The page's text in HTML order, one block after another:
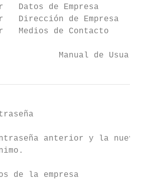
Datos de Empresa
Dirección de Empresa
Medios de Contacto
Manual de Usuario
anterior y la
de la empresa